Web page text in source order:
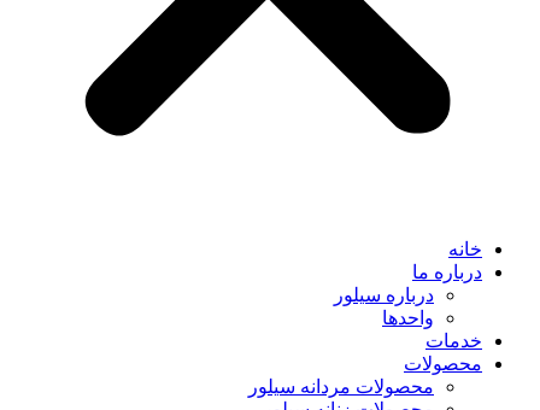
خانه
درباره ما
درباره سیلور
واحدها
خدمات
محصولات
محصولات مردانه سیلور